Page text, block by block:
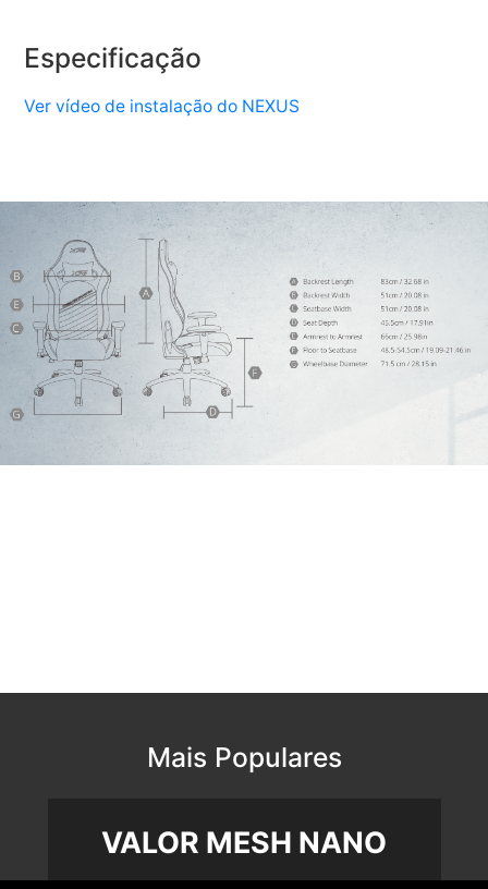
Especificação
Ver vídeo de instalação do NEXUS
Mais Populares
VALOR MESH NANO